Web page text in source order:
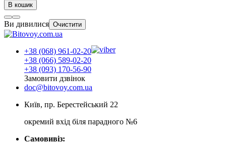
В кошик
Ви дивилися Очистити
+38 (068) 961-02-20
+38 (066) 589-02-20
+38 (093) 170-56-90
Замовити дзвінок
doc@bitovoy.com.ua
Київ, пр. Берестейський 22
окремий вхід біля парадного №6
Самовивіз: